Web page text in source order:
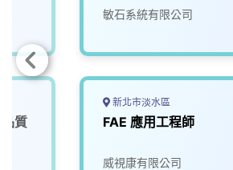
質
敏石系統有限公司
新北市淡水區
FAE 應用工程師
威視康有限公司